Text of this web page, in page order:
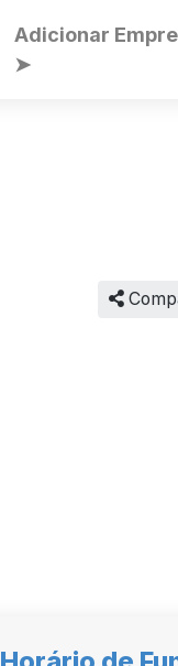
Adicionar
➤